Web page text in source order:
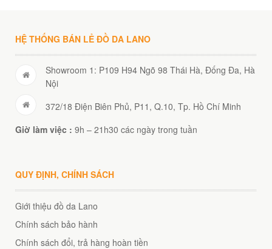
Jeep giá rẻ 04
HỆ THỐNG BÁN LẺ ĐỒ DA LANO
Showroom 1: P109 H94 Ngõ 98 Thái Hà, Đống Đa, Hà
Nội
372/18 Điện Biên Phủ, P11, Q.10, Tp. Hồ Chí Minh
Giờ làm việc : 9h – 21h30 các ngày trong tuần
QUY ĐỊNH, CHÍNH SÁCH
Giới thiệu đồ da Lano
Chính sách bảo hành
Chính sách đổi, trả hàng hoàn tiền